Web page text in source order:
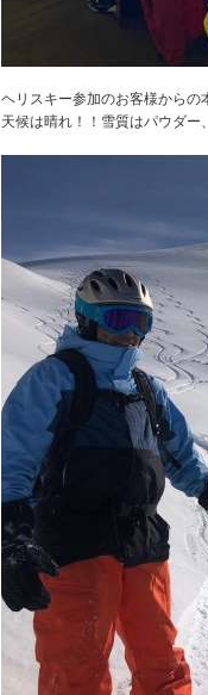
ヘリスキー参加のお客様からの
天候は晴れ！！雪質はパウダー